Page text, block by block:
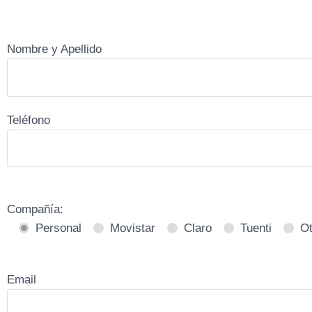
Nombre y Apellido
Teléfono
Compañía:
Personal
Movistar Claro Tuenti
Email